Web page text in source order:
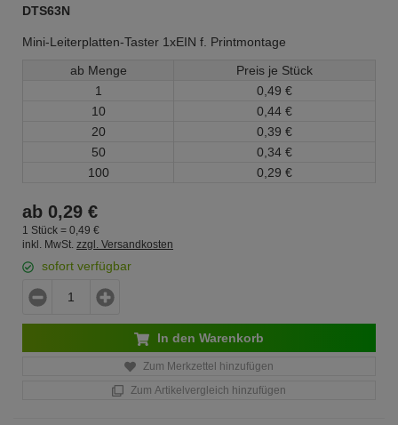
DTS63N
Mini-Leiterplatten-Taster 1xEIN f. Printmontage
ab Menge
Preis je Stück
1
0, 49 €
10
0, 44 €
20
0, 39 €
50
0, 34 €
100
0, 29 €
ab 0,29 €
1 Stück = 0, 49 €
inkl. MwSt. zzgl. Versandkosten
sofort verfügbar
In den Warenkorb
Zum Merkzettel hinzufügen
Zum Artikelvergleich hinzufügen